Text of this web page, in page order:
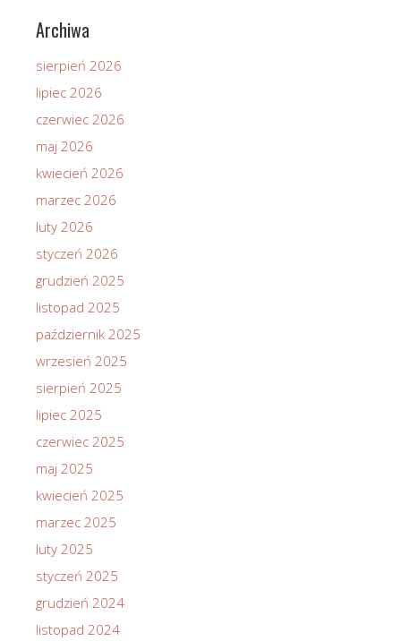
Archiwa
sierpień 2026
lipiec 2026
czerwiec 2026
maj 2026
kwiecień 2026
marzec 2026
luty 2026
styczeń 2026
grudzień 2025
listopad 2025
październik 2025
wrzesień 2025
sierpień 2025
lipiec 2025
czerwiec 2025
maj 2025
kwiecień 2025
marzec 2025
luty 2025
styczeń 2025
grudzień 2024
listopad 2024